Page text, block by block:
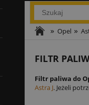
» Opel »
FILTR
Filtr paliwa do
Astra J. Jeżeli